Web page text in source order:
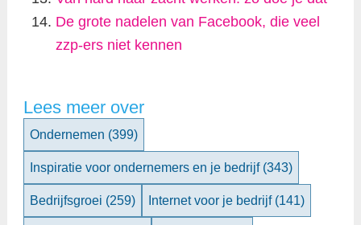
De grote nadelen van Facebook, die veel
zzp-ers niet kennen
Lees meer over
Ondernemen (399)
Inspiratie voor ondernemers en je bedrijf (343)
Bedrijfsgroei (259) Internet voor je bedrijf (141)